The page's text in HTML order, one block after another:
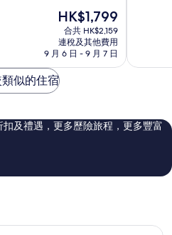
現
售
HK$1,799
HK$1,799
合共 HK$2,159
連稅及其他費用
9 月 6 日 - 9 月 7 日
不
評
價
類似的住宿
及禮遇，更多歷險旅程，更多豐富